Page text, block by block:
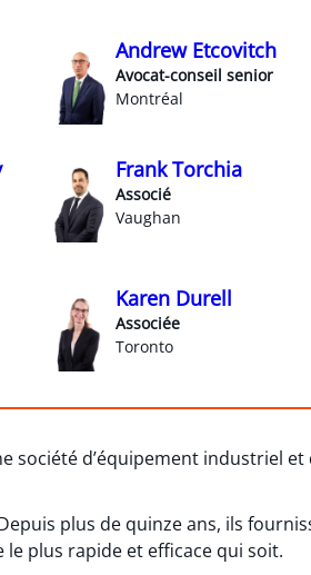
Andrew Etcovitch
Avocat-conseil senior
Montréal
Frank Torchia
Associé
Vaughan
Karen Durell
Associée
Toronto
société d’équipement industriel et
plus de quinze ans, ils
le plus rapide et efficace qui soit.